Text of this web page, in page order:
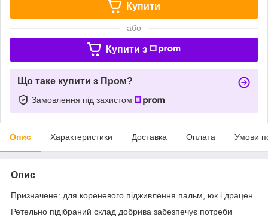
Купити
або
Купити з
Що таке купити з Пром?
Замовлення під захистом
Опис Характеристики Доставка Оплата Умови
Опис
Призначене: для кореневого підживлення пальм, юк і драцен.
Ретельно підібраний склад добрива забезпечує потреби